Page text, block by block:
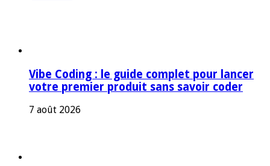
Vibe Coding : le guide complet pour lancer
votre premier produit sans savoir coder
7 août 2026